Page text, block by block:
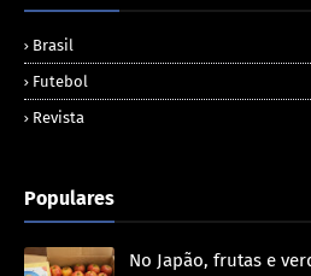
Brasil
Futebol
Revista
Populares
No Japão, frutas e